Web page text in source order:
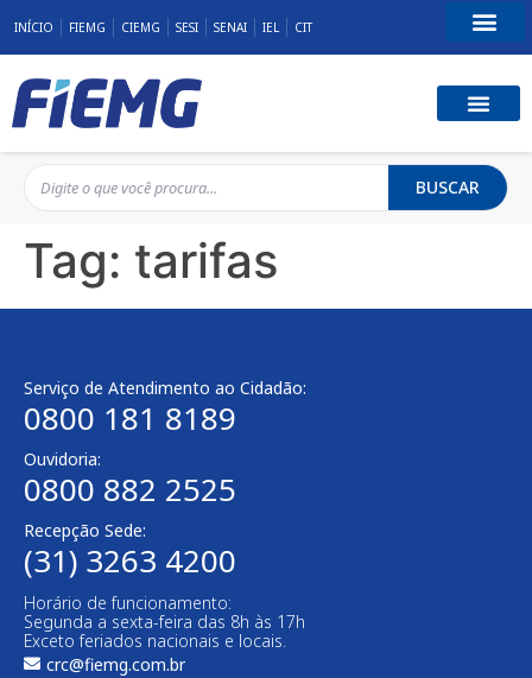
INÍCIO FIEMG CIEMG SESI SENAI IEL CIT
BUSCAR
Tag: tarifas
Serviço de Atendimento ao Cidadão:
0800 181 8189
Ouvidoria:
0800 882 2525
Recepção Sede:
(31) 3263 4200
Horário de funcionamento:
Segunda a sexta-feira das 8h às 17h
Exceto feriados nacionais e locais.
crc@fiemg.com.br